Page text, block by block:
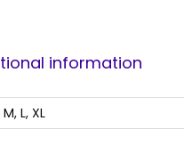
information
M, L, XL